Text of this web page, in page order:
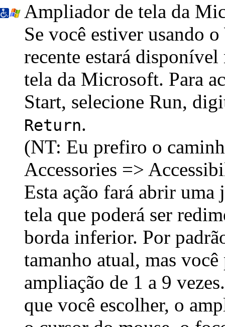
Ampliador de tela da
Se você estiver usando o
recente estará
tela da Microsoft. Para
Start, selecione Run,
Return.
(NT: Eu prefiro o
Accessories =>
Esta ação fará abrir
tela que poderá ser
borda inferior. Por
tamanho atual, mas
ampliação de 1 a 9
que você escolher, o